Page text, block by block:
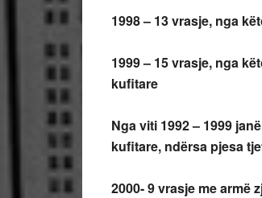
1998 – 13 vrasje, nga
1999 – 15 vrasje, nga
kufitare
Nga viti 1992 – 1999
kufitare, ndërsa pjesa
2000- 9 vrasje me armë